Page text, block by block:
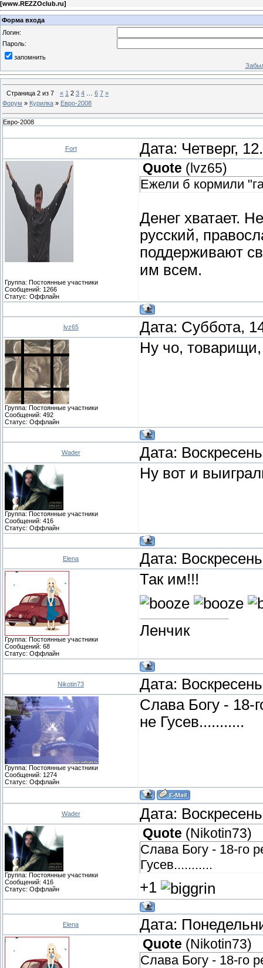
[www.REZZOclub.ru]
Форма входа
Логин:
Пароль:
запомнить
Страница 2 из 7 « 1 2 3 4 6 7 »
Форум » Курилка » Евро-2008
Евро-2008
Fort Дата: Четверг,
Группа: Постоянные участники
Сообщений: 1266
Статус: Оффлайн
Quote ( lvz65)
Ежели б кормили
Денег хватает.
русский,
поддерживают
им всем.
lvz65 Дата: Суббота,
Группа: Постоянные участники
Сообщений: 492
Статус: Оффлайн
Ну чо,
Wader Дата:
Группа: Постоянные участники
Сообщений: 416
Статус: Оффлайн
Ну вот и
Elena Дата:
Группа: Постоянные участники
Сообщений: 68
Статус: Оффлайн
Так им!!!
Ленчик
Nikotin73 Дата:
Группа: Постоянные участники
Сообщений: 1274
Статус: Оффлайн
Слава Богу - 18-
не Гусев...........
Wader Дата:
Группа: Постоянные участники
Сообщений: 416
Статус: Оффлайн
Quote (Nikotin73)
Слава Богу - 18-го
Гусев...........
+1
Elena Дата:
Quote (Nikotin73)
Слава Богу - 18-го